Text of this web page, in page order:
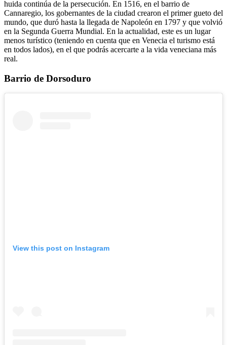
huida continúa de la persecución. En 1516, en el barrio de
Cannaregio, los gobernantes de la ciudad crearon el primer gueto del
mundo, que duró hasta la llegada de Napoleón en 1797 y que volvió
en la Segunda Guerra Mundial. En la actualidad, este es un lugar
menos turístico (teniendo en cuenta que en Venecia el turismo está
en todos lados), en el que podrás acercarte a la vida veneciana más
real.
Barrio de Dorsoduro
View this post on Instagram